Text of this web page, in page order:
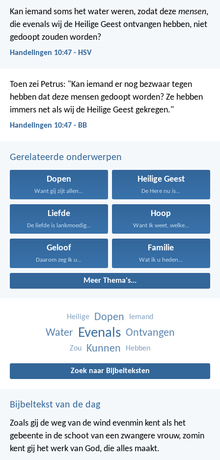
Kan iemand soms het water weren, zodat deze mensen,
die evenals wij de Heilige Geest ontvangen hebben, niet
gedoopt zouden worden?
Handelingen 10:47 - HSV
Toen zei Petrus: "Kan iemand er nog bezwaar tegen
hebben dat deze mensen gedoopt worden? Ze hebben
immers net als wij de Heilige Geest gekregen."
Handelingen 10:47 - BB
Gerelateerde onderwerpen
Dopen
Want gij zijt allen...
Heilige Geest
De Here nu is...
Liefde
De liefde is lankmoedig...
Hoop
Want Ik weet, welke...
Geloof
Daarom zeg Ik u...
Familie
Wat ik u heden...
Meer Thema's...
Heilige Dopen Iemand
Water Evenals Ontvangen
Zou Kunnen Hebben
Zoek naar Bijbelteksten
Bijbeltekst van de dag
Zoals gij de weg van de wind evenmin kent als het
gebeente in de schoot van een zwangere vrouw, zomin
kent gij het werk van God, die alles maakt.